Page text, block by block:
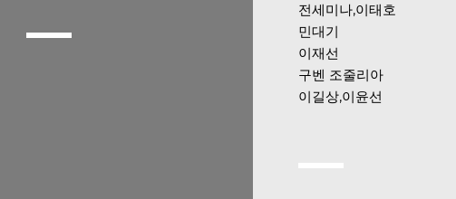
전세미나,이태호
민대기
이재선
구벤 조줄리아
이길상,이윤선